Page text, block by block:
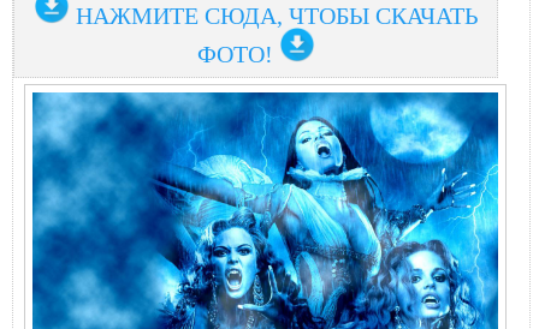
НАЖМИТЕ СЮДА, ЧТОБЫ СКАЧАТЬ
ФОТО!